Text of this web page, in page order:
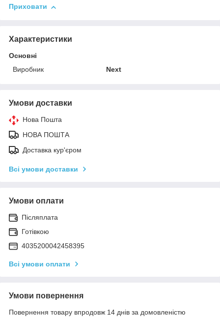
Приховати
Характеристики
Основні
Виробник
Next
Умови доставки
Нова Пошта
НОВА ПОШТА
Доставка кур'єром
Всі умови доставки
Умови оплати
Післяплата
Готівкою
4035200042458395
Всі умови оплати
Умови повернення
Повернення товару впродовж 14 днів за домовленістю